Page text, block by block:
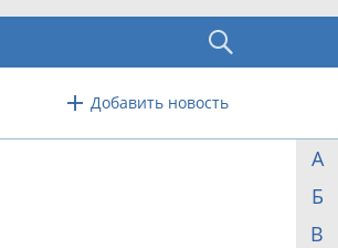
Добавить новость
А
Б
В